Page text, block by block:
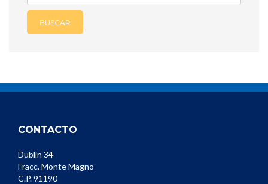
CONTACTO
Dublín 34
Fracc. Monte Magno
C.P. 91190